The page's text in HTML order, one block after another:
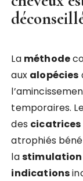
La méthode
aux alopécies
temporaires.
des cicatrices
atrophiés
lastimulation
indications